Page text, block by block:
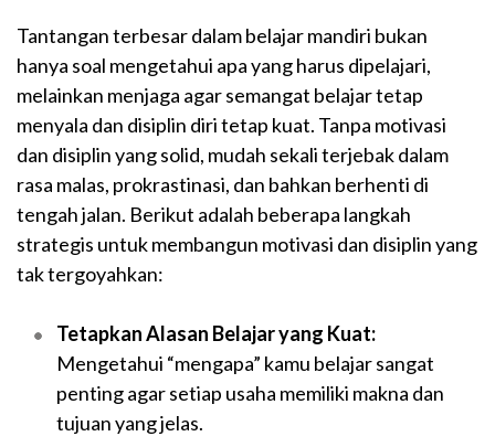
Tantangan terbesar dalam belajar mandiri bukan
hanya soal mengetahui apa yang harus dipelajari,
melainkan menjaga agar semangat belajar tetap
menyala dan disiplin diri tetap kuat. Tanpa motivasi
dan disiplin yang solid, mudah sekali terjebak dalam
rasa malas, prokrastinasi, dan bahkan berhenti di
tengah jalan. Berikut adalah beberapa langkah
strategis untuk membangun motivasi dan disiplin yang
tak tergoyahkan:
Tetapkan Alasan Belajar yang Kuat:
Mengetahui “mengapa” kamu belajar sangat
penting agar setiap usaha memiliki makna dan
tujuan yang jelas.